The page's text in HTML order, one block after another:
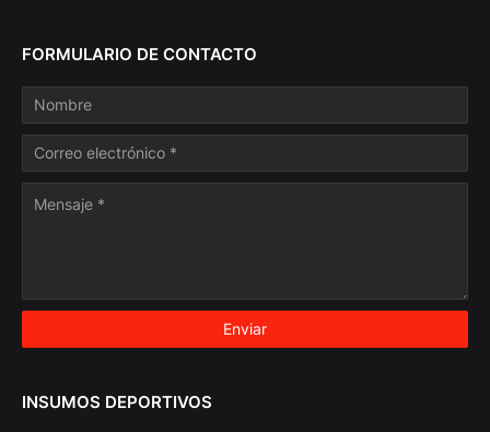
FORMULARIO DE CONTACTO
INSUMOS DEPORTIVOS